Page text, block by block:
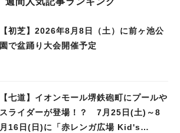
【初芝】2026年8月8日（土）に前ヶ池公
園で盆踊り大会開催予定
【七道】イオンモール堺鉄砲町にプールや
スライダーが登場！？ 7月25日(土)～8
月16日(日)に「赤レンガ広場 Kid's